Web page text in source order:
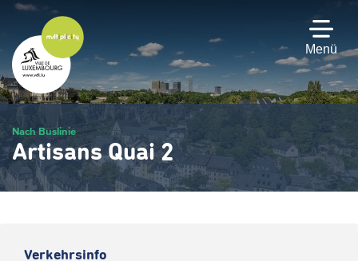
Zum
Hauptinhalt
gehen
Menü
Nach Buslinie
Artisans Quai 2
Verkehrsinfo